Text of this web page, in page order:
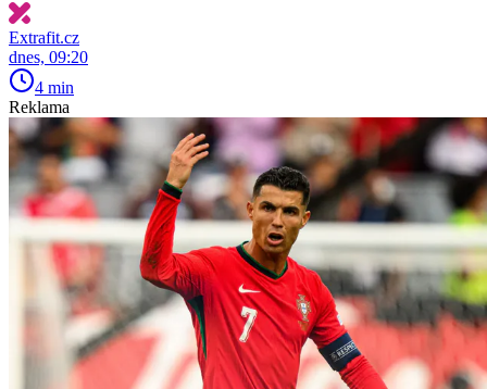
Extrafit.cz
dnes, 09:20
4 min
Reklama